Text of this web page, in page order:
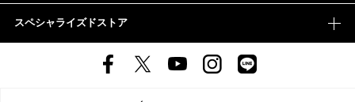
スペシャライズドストア